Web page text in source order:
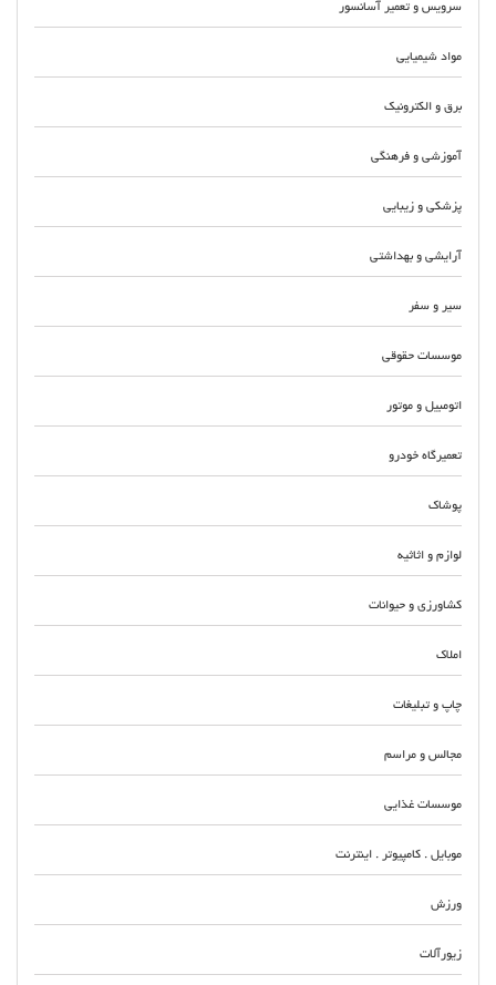
سرویس و تعمیر آسانسور
مواد شیمیایی
برق و الکترونیک
آموزشی و فرهنگی
پزشکی و زیبایی
آرایشی و بهداشتی
سیر و سفر
موسسات حقوقی
اتومبیل و موتور
تعمیرگاه خودرو
پوشاک
لوازم و اثاثیه
کشاورزی و حیوانات
املاک
چاپ و تبلیغات
مجالس و مراسم
موسسات غذایی
موبایل . کامپیوتر . اینترنت
ورزش
زیورآلات